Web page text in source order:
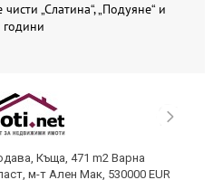
„Слатина“, „Подуяне“ и
години
Къща, 471 m2 Варна
м-т Ален Мак, 530000 EUR